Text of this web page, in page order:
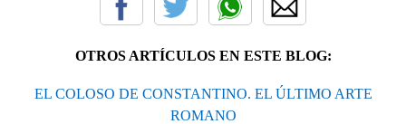
OTROS ARTÍCULOS EN ESTE BLOG:
EL COLOSO DE CONSTANTINO. EL ÚLTIMO ARTE
ROMANO